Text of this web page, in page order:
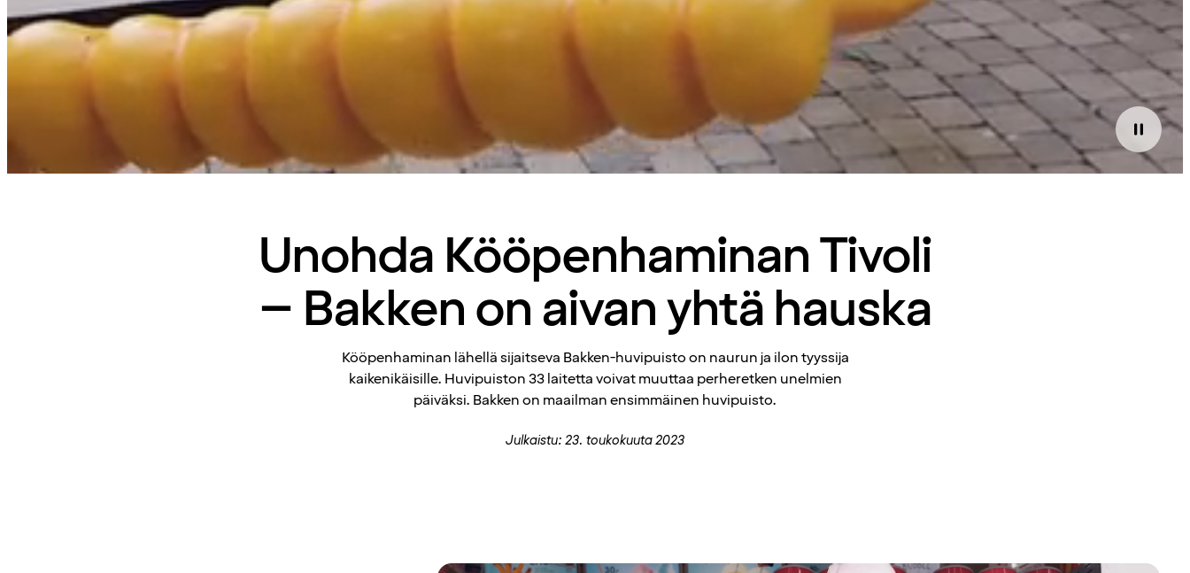
Unohda Kööpenhaminan Tivoli
– Bakken on aivan yhtä hauska
Kööpenhaminan lähellä sijaitseva Bakken-huvipuisto on naurun ja ilon tyyssija
kaikenikäisille. Huvipuiston 33 laitetta voivat muuttaa perheretken unelmien
päiväksi. Bakken on maailman ensimmäinen huvipuisto.
Julkaistu: 23. toukokuuta 2023